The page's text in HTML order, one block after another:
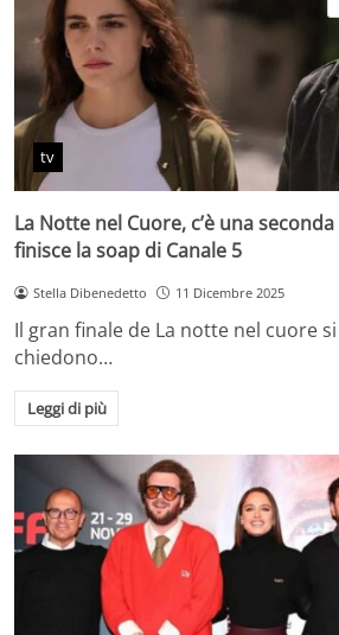
tv
La Notte nel Cuore, c’è una
finisce la soap di Canale 5
Stella Dibenedetto 11 Dicembre 2025
Il gran finale de La notte nel cuore
chiedono…
Leggi di più